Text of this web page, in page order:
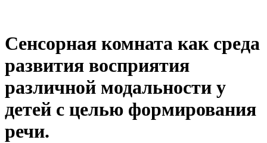
Сенсорная комната как среда
развития восприятия
различной модальности у
детей с целью формирования
речи.